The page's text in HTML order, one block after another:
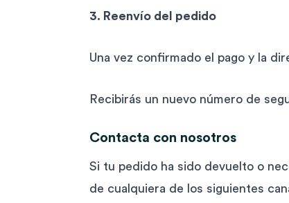
3. Reenvío del pedido
Una vez confirmado el pago y la
Recibirás un nuevo número de
Contacta con nosotros
Si tu pedido ha sido devuelto o
de cualquiera de los siguientes